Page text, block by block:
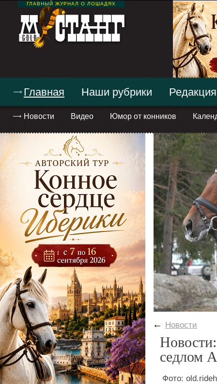
ГЛАВНЫЙ ЖУРНАЛ О ЛОШАДЯХ
Главная
Новости Видео Юмор от конников
Наши рубрики Редакция
← Новости
седлом
Фото: